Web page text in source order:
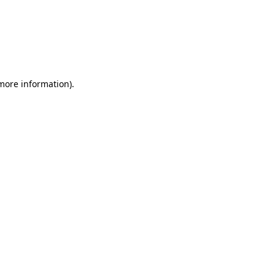
information).